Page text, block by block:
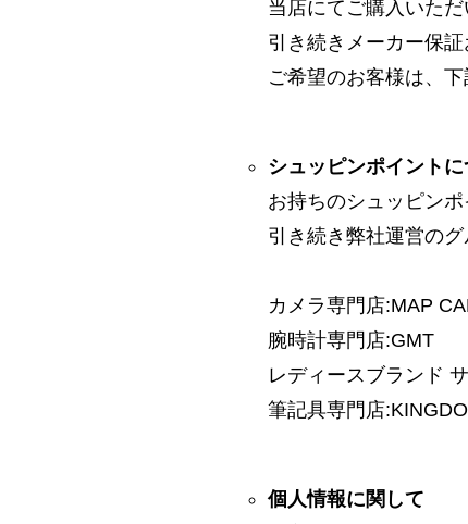
当店にてご購入いた
引き続きメーカー保
ご希望のお客様は、
シュッピンポイントに
お持ちのシュッピン
引き続き弊社運営の
カメラ専門店:MAP
腕時計専門店:GMT
レディースブランド
筆記具専門店
個人情報に関して